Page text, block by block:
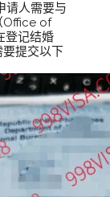
请人需要与
Office of
登记结婚
提交以下